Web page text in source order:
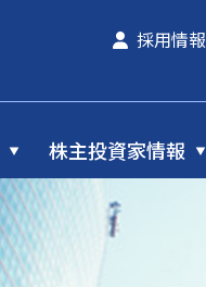
採用情報
株主投資家情報